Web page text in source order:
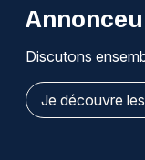
Discutons
Je découvre